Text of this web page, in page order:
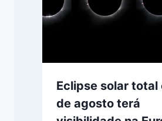
Eclipse solar total
de agosto terá